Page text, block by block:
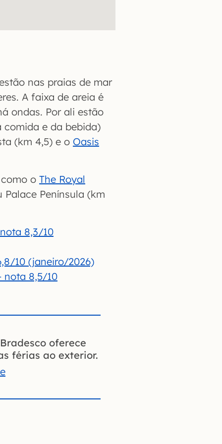
nas praias de mar
A faixa de areia é
ondas. Por ali estão
comida e da bebida)
(km 4,5) e o Oasis
o The Royal
Península (km
8,3/10
10 (janeiro/2026)
nota 8,5/10
oferece
férias ao exterior.